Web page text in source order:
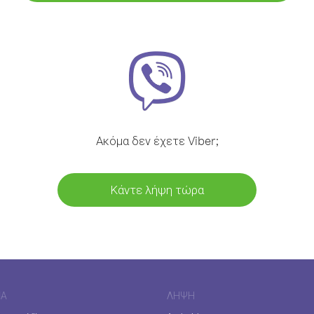
Ακόμα δεν έχετε Viber;
Κάντε λήψη τώρα
ΛΉΨΗ